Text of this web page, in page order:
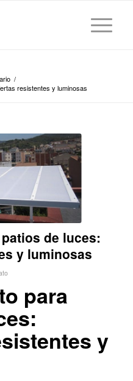
/
resistentes y luminosas
de luces:
y luminosas
para
y